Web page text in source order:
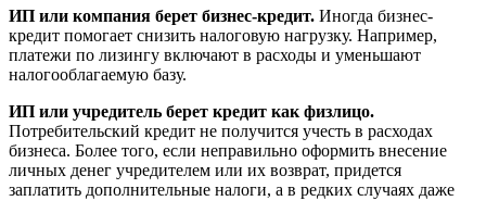
ИП или компания берет бизнес-кредит. Иногда бизнес-
кредит помогает снизить налоговую нагрузку. Например,
платежи по лизингу включают в расходы и уменьшают
налогооблагаемую базу.
ИП или учредитель берет кредит как физлицо.
Потребительский кредит не получится учесть в расходах
бизнеса. Более того, если неправильно оформить внесение
личных денег учредителем или их возврат, придется
заплатить дополнительные налоги, а в редких случаях даже